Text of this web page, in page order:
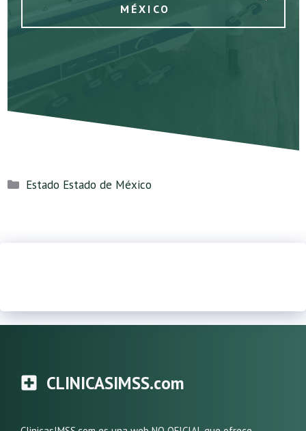
MÉXICO
Categorías
Estado Estado de México
CLINICASIMSS.com